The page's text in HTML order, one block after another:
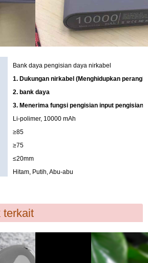
Bank daya pengisian daya nirkabel
1. Dukungan nirkabel (Menghidupkan
2. bank daya
3. Menerima fungsi pengisian input pengisian
Li-polimer, 10000 mAh
≥85
≥75
≤20mm
Hitam, Putih, Abu-abu
terkait